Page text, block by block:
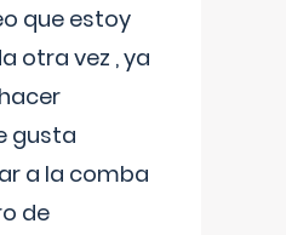
que estoy
otra vez , ya
gusta
a la comba
de